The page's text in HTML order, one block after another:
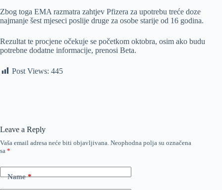
Zbog toga EMA razmatra zahtjev Pfizera za upotrebu treće doze
najmanje šest mjeseci poslije druge za osobe starije od 16 godina.
Rezultat te procjene očekuje se početkom oktobra, osim ako budu
potrebne dodatne informacije, prenosi Beta.
Post Views: 445
Leave a Reply
Vaša email adresa neće biti objavljivana. Neophodna polja su označena
sa *
Name*